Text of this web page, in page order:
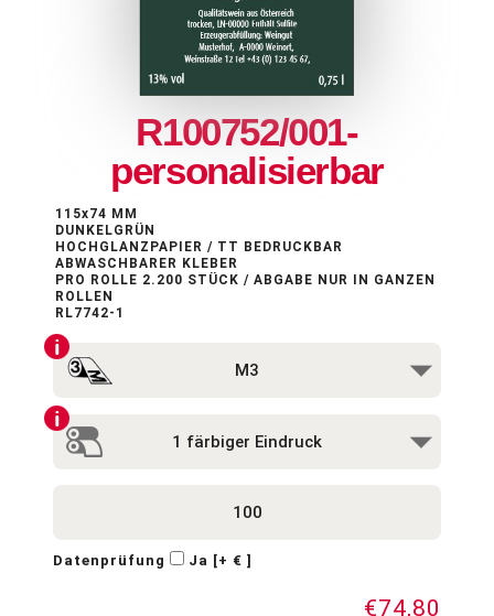
R100752/001-
personalisierbar
115x74 MM
DUNKELGRÜN
HOCHGLANZPAPIER / TT BEDRUCKBAR
ABWASCHBARER KLEBER
PRO ROLLE 2.200 STÜCK / ABGABE NUR IN GANZEN
ROLLEN
RL7742-1
Datenprüfung Ja [+ € ]
€74,80